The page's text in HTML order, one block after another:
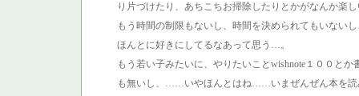
り片づけたり、あちこちお掃除したりとかがなんか
もう時間の制限もないし、時間を決められてもいない
ほんとに好きにしてるなあって思う…。
もう若い子みたいに、やりたいことwishnote１００と
も無いし、……いやほんとはね……いまぜんぜん本を読